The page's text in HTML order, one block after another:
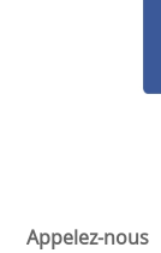
Appelez-nous